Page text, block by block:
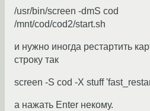
/usr/bin/screen -dmS cod
/mnt/cod/cod2/start.sh
и нужно иногда рестартить
строку так
screen -S cod -X stuff
а нажать Enter некому.